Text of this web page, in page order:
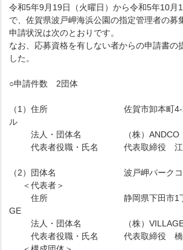
令和5年9月19日（火曜日）から令和5年10月
で、佐賀県波戸岬海浜公園の指定管理者の募
申請状況は次のとおりです。
なお、応募資格を有しない者からの申請書の
した。
○申請件数 2団体
（1）住所 佐賀市卸本町4-2
ル
法人・団体名 （株）ANDCO
代表者役職・氏名 代表取締役 江
（2）団体名 波戸岬パークコン
＜代表者＞
住所 静岡県下田市1丁目6-
GE
法人・団体名 （株）VILLAGE
代表者役職・氏名 代表取締役 橋